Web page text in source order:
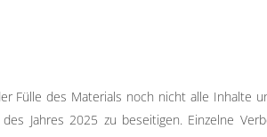
Fülle des Materials noch nicht alle Inhalte
Jahres 2025 zu beseitigen. Einzelne